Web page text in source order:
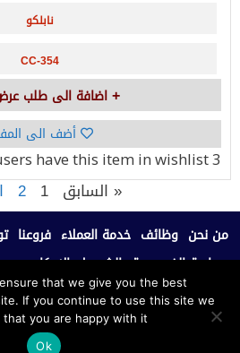
نابلكو
CC-354
اضافة الى طلب
أضف الى
3 users
have this item in wishlist
« السابق 1
2
من نحن وظائف خدمة العملاء فروعنا
سياسة الخصوصية الشروط والاحكام
جميع الحقوق محفوظة © 2020، نابلكو للأثاث المكتبي.
that we give you the best
If you continue to use this site we
that you are happy with it.
Ok